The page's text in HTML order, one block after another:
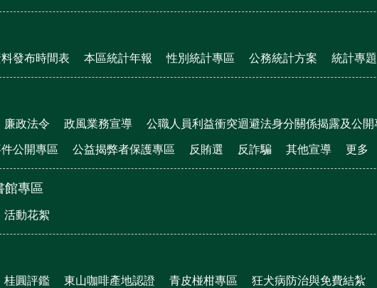
發布時間表 本區統計年報 性別統計專區 公務統計方案 統計專
廉政法令 政風業務宣導 公職人員利益衝突迴避法身分關係揭露及公開
公開專區 公益揭弊者保護專區 反賄選 反詐騙 其他宣導 更多
館專區
活動花絮
桂圓評鑑 東山咖啡產地認證 青皮椪柑專區 狂犬病防治與免費結紮